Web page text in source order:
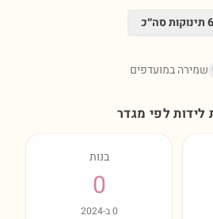
6תינוקות סה״כ
שמירה במועדפים
לידות לפי מגדר
בנות
0
0ב-2024